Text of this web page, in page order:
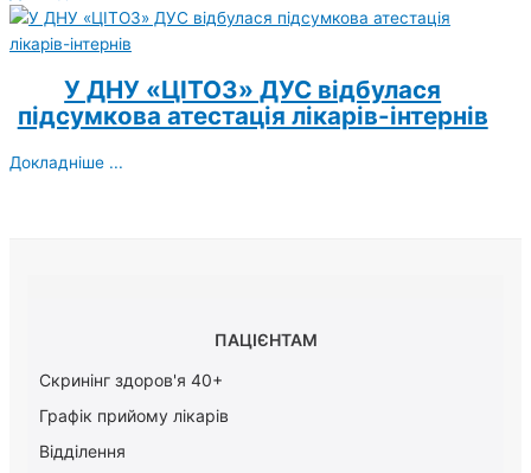
У ДНУ «ЦІТОЗ» ДУС відбулася
підсумкова атестація лікарів-інтернів
Докладніше ...
ПАЦІЄНТАМ
Скринінг здоров'я 40+
Графік прийому лікарів
Відділення